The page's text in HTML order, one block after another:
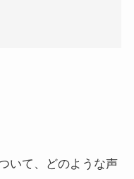
いて、どのような声